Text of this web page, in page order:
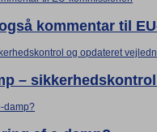
kommentar til
–